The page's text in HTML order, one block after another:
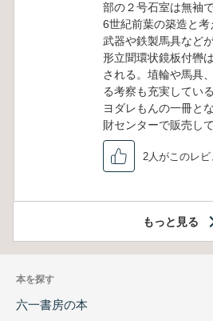
部の２号石室は無袖
6世紀前葉の築造と
武器や鉄製馬具など
形立聞環状鏡板付轡
される。埴輪や馬具
る考察も充実してい
ヨダレもんの一冊と
財センターで販売して
2人がこのレ
もっと見る
本を探す
六一書房の本